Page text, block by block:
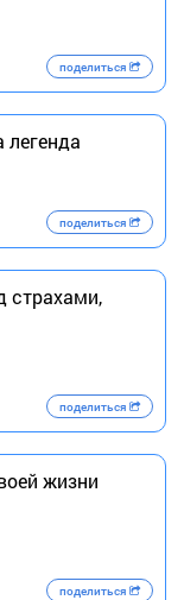
поделиться
поделиться
страхами,
поделиться
жизни
поделиться